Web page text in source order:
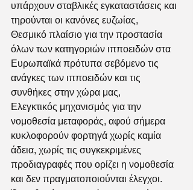
υπάρχουν σταβλικές εγκαταστάσεις και
τηρούνται οι κανόνες ευζωίας,
Θεσμικό πλαίσιο για την προστασία
όλων των κατηγοριών ιπποειδών στα
Ευρωπαϊκά πρότυπα σεβόμενο τις
ανάγκες των ιπποειδών και τις
συνθήκες στην χώρα μας,
Ελεγκτικός μηχανισμός για την
νομοθεσία μεταφοράς, αφού σήμερα
κυκλοφορούν φορτηγά χωρίς καμία
άδεια, χωρίς τις συγκεκριμένες
προδιαγραφές που ορίζει η νομοθεσία
και δεν πραγματοποιούνται έλεγχοι.